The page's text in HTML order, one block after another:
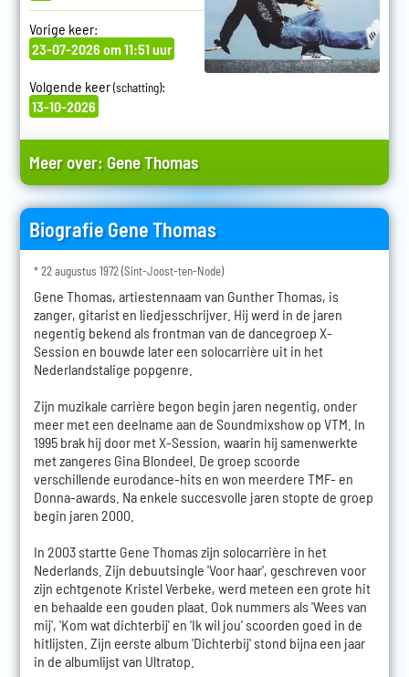
Vorige keer:
23-07-2026 om 11:51 uur
Volgende keer(schatting):
13-10-2026
Meer over: Gene Thomas
Biografie Gene Thomas
* 22 augustus 1972 (Sint-Joost-ten-Node)
Gene Thomas, artiestennaam van Gunther Thomas, is
zanger, gitarist en liedjesschrijver. Hij werd in de jaren
negentig bekend als frontman van de dancegroep X-
Session en bouwde later een solocarrière uit in het
Nederlandstalige popgenre.
Zijn muzikale carrière begon begin jaren negentig, onder
meer met een deelname aan de Soundmixshow op VTM. In
1995 brak hij door met X-Session, waarin hij samenwerkte
met zangeres Gina Blondeel. De groep scoorde
verschillende eurodance-hits en won meerdere TMF- en
Donna-awards. Na enkele succesvolle jaren stopte de groep
begin jaren 2000.
In 2003 startte Gene Thomas zijn solocarrière in het
Nederlands. Zijn debuutsingle 'Voor haar', geschreven voor
zijn echtgenote Kristel Verbeke, werd meteen een grote hit
en behaalde een gouden plaat. Ook nummers als 'Wees van
mij', 'Kom wat dichterbij' en 'Ik wil jou' scoorden goed in de
hitlijsten. Zijn eerste album 'Dichterbij' stond bijna een jaar
in de albumlijst van Ultratop.